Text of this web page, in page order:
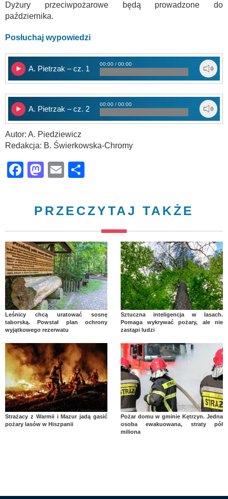
Dyżury przeciwpożarowe będą prowadzone do
października.
Posłuchaj wypowiedzi
A. Pietrzak – cz. 1
00:00 / 00:00
A. Pietrzak – cz. 2
00:00 / 00:00
Autor: A. Piedziewicz
Redakcja: B. Świerkowska-Chromy
Facebook
Mastodon
Email
PRZECZYTAJ TAKŻE
Leśnicy chcą uratować sosnę
taborską. Powstał plan ochrony
wyjątkowego rezerwatu
Sztuczna inteligencja w lasach.
Pomaga wykrywać pożary, ale nie
zastąpi ludzi
Strażacy z Warmii i Mazur jadą gasić
pożary lasów w Hiszpanii
Pożar domu w gminie Kętrzyn. Jedna
osoba ewakuowana, straty pół
miliona